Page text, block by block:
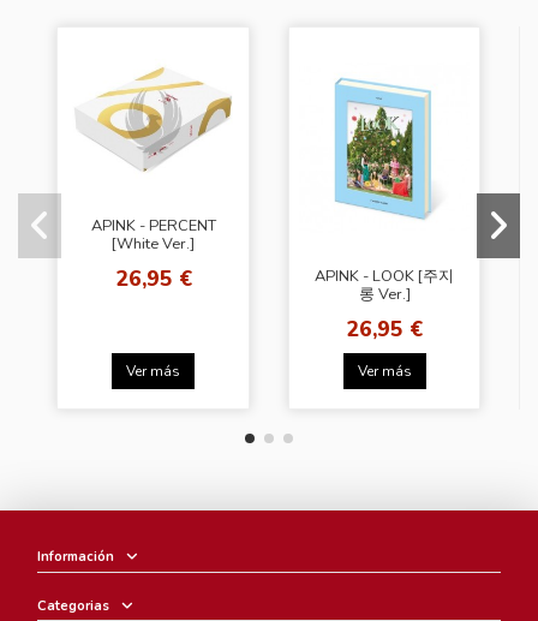
APINK - PERCENT
[White Ver.]
26,95 €
Ver más
APINK - LOOK [주지
롱 Ver.]
26,95 €
Ver más
Información
Categorias